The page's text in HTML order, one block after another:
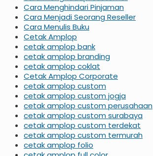
Cara Menghindari Pinjaman
Cara Menjadi Seorang Reseller
Cara Menulis Buku
Cetak Amplop
cetak amplop bank
cetak amplop branding
cetak amplop coklat
Cetak Amplop Corporate
cetak amplop custom
cetak amplop custom jogja
cetak amplop custom perusahaan
cetak amplop custom surabaya
cetak amplop custom terdekat
cetak amplop custom termurah
cetak amplop folio